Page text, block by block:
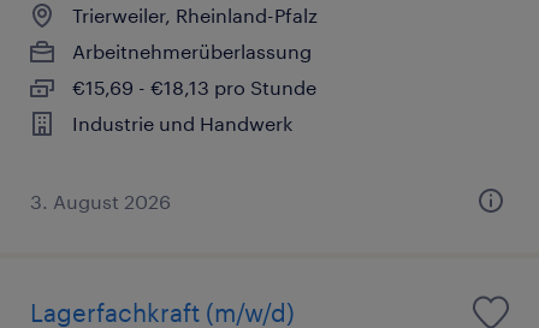
Trierweiler, Rheinland-Pfalz
Arbeitnehmerüberlassung
€15,69 - €18,13 pro Stunde
Industrie und Handwerk
3. August 2026
Lagerfachkraft (m/w/d)